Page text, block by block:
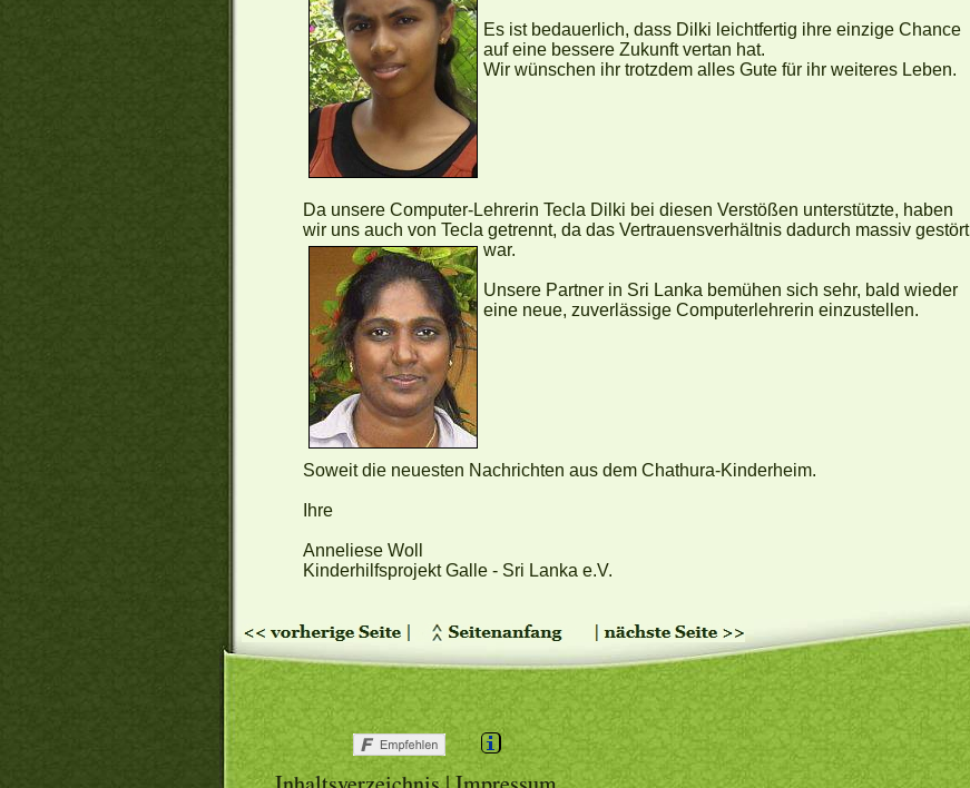
Es ist bedauerlich, dass Dilki leichtfertig ihre einzige Chance
auf eine bessere Zukunft vertan hat.
Wir wünschen ihr trotzdem alles Gute für ihr weiteres Leben.
Da unsere Computer-Lehrerin Tecla Dilki bei diesen Verstößen unterstützte, haben
wir uns auch von Tecla getrennt, da das Vertrauensverhältnis dadurch massiv gestört
war.
Unsere Partner in Sri Lanka bemühen sich sehr, bald wieder
eine neue, zuverlässige Computerlehrerin einzustellen.
Soweit die neuesten Nachrichten aus dem Chathura-Kinderheim.
Ihre
Anneliese Woll
Kinderhilfsprojekt Galle - Sri Lanka e.V.